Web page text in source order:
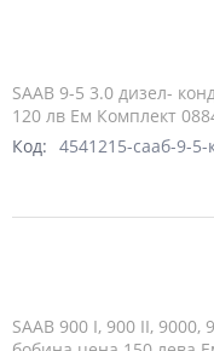
SAAB 9-5 3.0 дизел-
120 лв Ем Комплект
Код: 4541215-сааб-9-
SAAB 900 I, 900 II, 9000,